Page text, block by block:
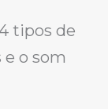
tipos de
e o som